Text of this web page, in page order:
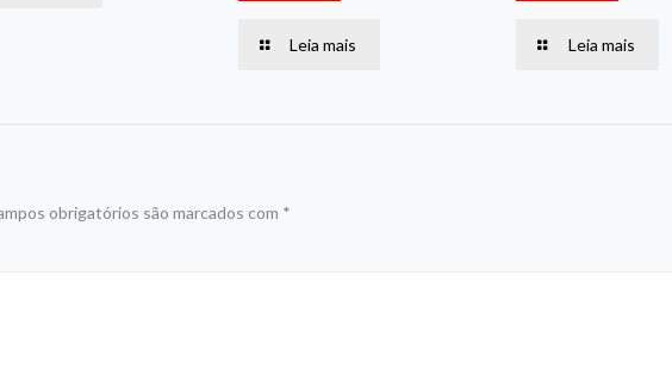
Leia mais Leia mais
obrigatórios são marcados com *